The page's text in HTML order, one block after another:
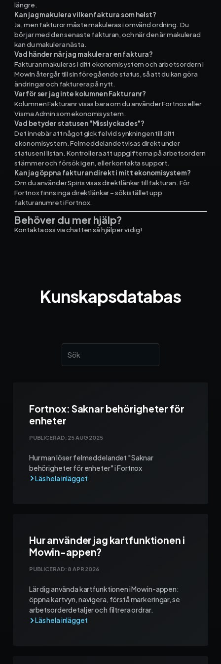
längre.
Kan jag makulera vilken faktura som helst?
Ja, men fakturor måste makuleras i omvänd ordning. Du
börjar med den senaste fakturan, och när den är makulerad
kan du makulera nästa.
Vad händer när jag makulerar en faktura?
Fakturan makuleras i ditt ekonomisystem och arbetsordern i
Mowin återgår till sin föregående status, så att du kan göra
ändringar och fakturera på nytt.
Varför ser jag inte kolumnen Fakturanr?
Kolumnen Fakturanr visas bara om du använder Fortnox eller
Visma Admin som ekonomisystem.
Vad betyder statusen "Misslyckades"?
Det innebär att något gick fel vid synkningen till ditt
ekonomisystem. Felmeddelandet visas direkt under
statusen i listan. Kontrollera att uppgifterna på arbetsordern
stämmer och försök igen, eller kontakta support.
Kan jag öppna fakturan direkt i mitt ekonomisystem?
Om du använder Spiris visas direktlänkar till fakturan. För
Fortnox finns inga direktlänkar – sök istället upp
fakturanumret i Fortnox.
Behöver du mer hjälp?
Kontakta oss via chatten så hjälper vi dig!
Kunskapsdatabas
Fortnox: Saknar behörigheter för
enheter
PUBLICERAD: 25 AUG 2025
Hur man löser felmeddelandet "Saknar
behörigheter för enheter" i Fortnox
Hur använder jag kartfunktionen i
Mowin-appen?
PUBLICERAD: 8 APR 2026
Lär dig använda kartfunktionen i Mowin-appen:
öppna kartvyn, navigera, förstå markeringar, se
arbetsorderdetaljer och filtrera ordrar.